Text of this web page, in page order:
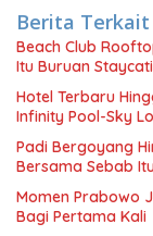
Berita Terkait
Beach Club
Itu Buruan
Hotel Terbaru
Infinity Pool-Sky
Padi Bergoyang
Bersama Sebab
Momen Prabowo
Bagi Pertama Kali